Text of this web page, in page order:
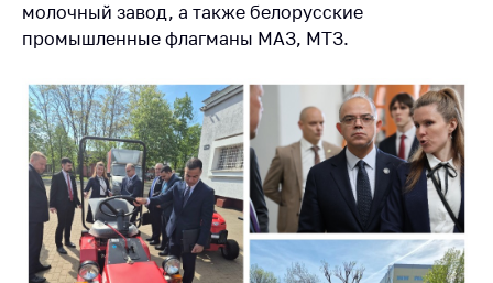
Торговля и услуги
контроль закупок
Защита прав
потребителей
Регулирование
рекламной
деятельности
Международное
молочный завод, а также белорусские
промышленные флагманы МАЗ, МТЗ.